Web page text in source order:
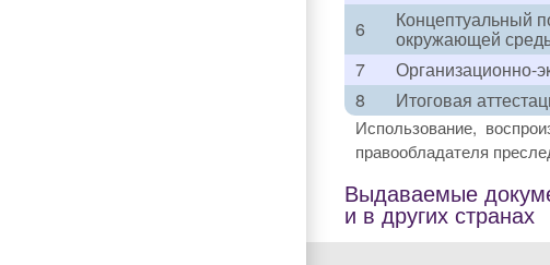
6
Концептуальный
окружающей
7
Организационно-
8
Итоговая
Использование,
правообладателя
Выдаваемые
и в других странах